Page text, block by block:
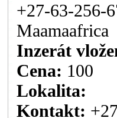
+27-63-256-
Maamaafrica
Inzerát
Cena: 100
Lokalita:
Kontakt: